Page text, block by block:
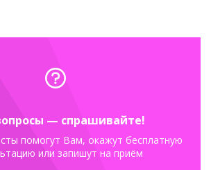
— спрашивайте!
помогут Вам, окажут бесплатную
или запишут на приём